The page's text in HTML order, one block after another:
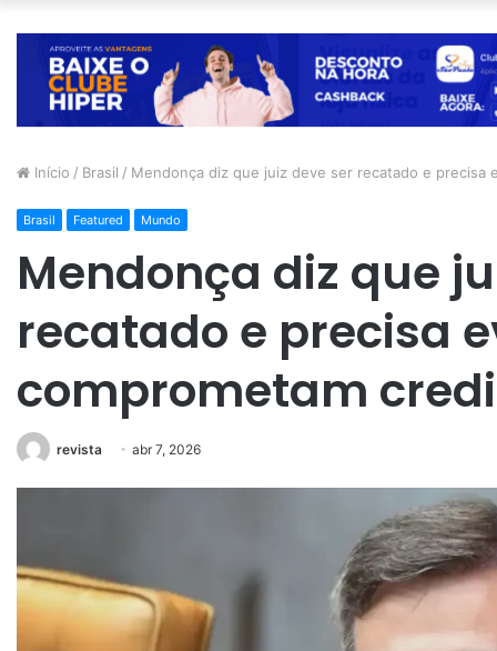
Início / Brasil / Mendonça diz que juiz deve ser recatado e precisa
Brasil Featured Mundo
Mendonça diz que
recatado e precisa
comprometam
revista abr 7, 2026